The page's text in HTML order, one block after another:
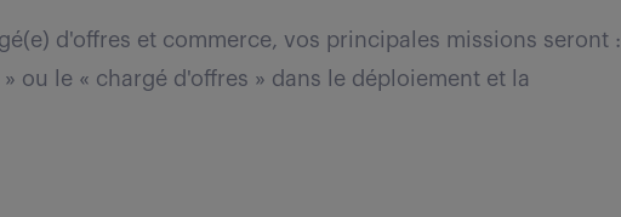
d'offres et commerce, vos principales missions seront :
ou le « chargé d'offres » dans le déploiement et la